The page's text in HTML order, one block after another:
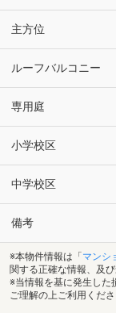
主方位
ルーフバルコニー
専用庭
小学校区
中学校区
備考
※本物件情報は「 マンシ
関する正確な情報、及
※当情報を基に発生した
ご理解の上ご利用くださ